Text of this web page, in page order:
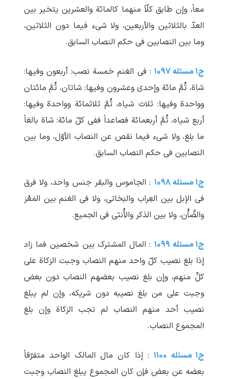
معاً، وإن طابق کلّاً منهما کالمائة والعشرین یتخیر بین
العدّ بالثلاثین والأربعین، ولا شیء فیما دون الثلاثین،
وما بین النصابین فی حکم النصاب السابق.
ج۱ مسئله ۱۰۹۷
: فی الغنم خمسة نصب: أربعون وفیها:
شاة، ثُمَّ مائة وإحدی وعشرون وفیها: شاتان، ثُمَّ مائتان
وواحدة وفیها: ثلاث شیاه، ثُمَّ ثلاثمائة وواحدة وفیها:
أربع شیاه، ثُمَّ أربعمائة فصاعداً ففی کلّ مائة: شاة بالغاً
ما بلغ، ولا شیء فیما نقص عن النصاب الأوّل، وما بین
النصابین فی حکم النصاب السابق.
ج۱ مسئله ۱۰۹۸
: الجاموس والبقر جنس واحد، ولا فرق
فی الإبل بین العِراب والبَخاتی، ولا فی الغنم بین المَعْز
والضَّأْن، ولا بین الذکر والأُنثی فی الجمیع.
ج۱ مسئله ۱۰۹۹
: المال المشترک بین شخصین فما زاد
إذا بلغ نصیب کلّ واحد منهم النصاب وجبت الزکاة علی
کلٍّ منهم، وإن بلغ نصیب بعضهم النصاب دون بعض
وجبت علی من بلغ نصیبه دون شریکه، وإن لم ‏یبلغ
نصیب أحد منهم النصاب لم ‏تجب الزکاة وإن بلغ
المجموع النصاب.
ج۱ مسئله ۱۱۰۰
: إذا کان مال المالک الواحد متفرّقاً
بعضه عن بعض فإن کان المجموع یبلغ النصاب وجبت